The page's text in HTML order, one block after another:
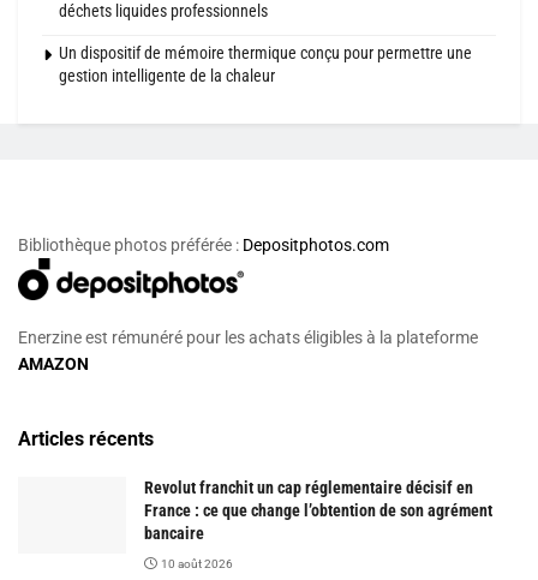
déchets liquides professionnels
Un dispositif de mémoire thermique conçu pour permettre une
gestion intelligente de la chaleur
Bibliothèque photos préférée : Depositphotos.com
Enerzine est rémunéré pour les achats éligibles à la plateforme
AMAZON
Articles récents
Revolut franchit un cap réglementaire décisif en
France : ce que change l’obtention de son agrément
bancaire
10 août 2026